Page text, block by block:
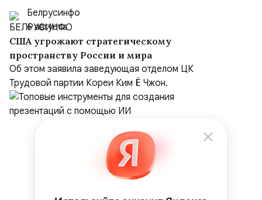
Белрусинфо
6 августа
США угрожают стратегическому
пространству России и мира
Об этом заявила заведующая отделом ЦК
Трудовой партии Кореи Ким Ё Чжон.